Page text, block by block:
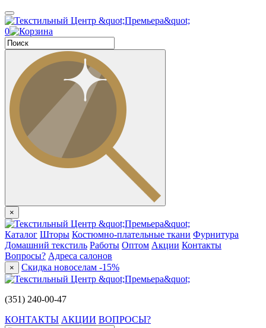
0
×
Каталог Шторы Костюмно-плательные ткани Фурнитура
Домашний текстиль Работы Оптом Акции Контакты
Вопросы? Адреса салонов
× Скидка новоселам -15%
(351) 240-00-47
КОНТАКТЫ АКЦИИ ВОПРОСЫ?